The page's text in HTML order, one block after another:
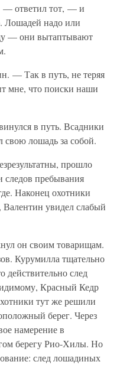
ответил тот, — и
Лошадей надо или
— они вытаптывают
— Так в путь, не теряя
мне, что поиски наши
в путь. Всадники
лошадь за собой.
прошло
следов пребывания
Наконец охотники
увидел слабый
он своим товарищам.
Курумилла тщательно
действительно след
Красный Кедр
тут же решили
берег. Через
намерение в
берегу Рио-Хилы. Но
след лошадиных